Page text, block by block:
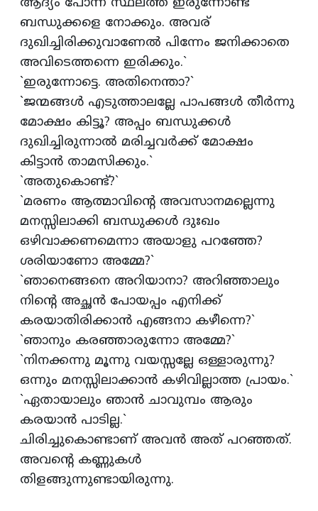
ബന്ധുക്കളെ നോക്കും. അവര്‌
ദുഖിച്ചിരിക്കുവാണേല്‍ പിന്നേം ജനിക്കാതെ
അവിടെത്തന്നെ ഇരിക്കും.`
`ഇരുന്നോട്ടെ. അതിനെന്താ?`
`ജന്മങ്ങള്‍ എടുത്താലല്ലേ പാപങ്ങള്‍ തീര്‍ന്നു
മോക്ഷം കിട്ടൂ? അപ്പം ബന്ധുക്കള്‍
ദുഖിച്ചിരുന്നാല്‍ മരിച്ചവര്‍ക്ക്‌ മോക്ഷം
കിട്ടാന്‍ താമസിക്കും.`
`അതുകൊണ്ട്‌?`
`മരണം ആത്മാവിന്‍റെ അവസാനമല്ലെന്നു
മനസ്സിലാക്കി ബന്ധുക്കള്‍ ദുഃഖം
ഒഴിവാക്കണമെന്നാ അയാളു പറഞ്ഞേ?
ശരിയാണോ അമ്മേ?`
`ഞാനെങ്ങനെ അറിയാനാ? അറിഞ്ഞാലും
നിന്‍റെ അച്ഛന്‍ പോയപ്പം എനിക്ക്‌
കരയാതിരിക്കാന്‍ എങ്ങനാ കഴീന്നെ?`
`ഞാനും കരഞ്ഞാരുന്നോ അമ്മേ?`
`നിനക്കന്നു മൂന്നു വയസ്സല്ലേ ഒള്ളാരുന്നു?
ഒന്നും മനസ്സിലാക്കാന്‍ കഴിവില്ലാത്ത പ്രായം.`
`ഏതായാലും ഞാന്‍ ചാവുമ്പം ആരും
കരയാന്‍ പാടില്ല.`
ചിരിച്ചുകൊണ്ടാണ്‌ അവന്‍ അത്‌ പറഞ്ഞത്‌.
അവന്‍റെ കണ്ണുകള്‍
തിളങ്ങുന്നുണ്ടായിരുന്നു.